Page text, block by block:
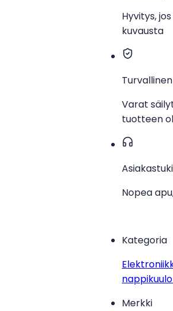
Hyvitys,
kuvausta
Varat
tuotteen
Asiakastuki
Nopea
Kategoria
Merkki